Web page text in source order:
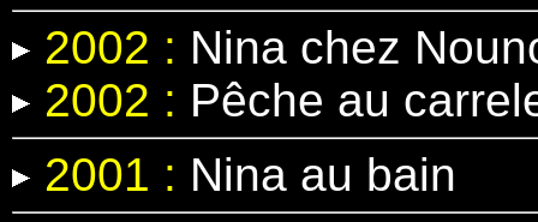
2002 : Nina chez
2002 : Pêche au
2001 : Nina au bain